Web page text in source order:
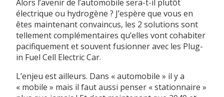
Alors l’avenir de l’automobile sera-t-il plutôt
électrique ou hydrogène ? J’espère que vous en
êtes maintenant convaincus, les 2 solutions sont
tellement complémentaires qu’elles vont cohabiter
pacifiquement et souvent fusionner avec les Plug-
in Fuel Cell Electric Car.
L’enjeu est ailleurs. Dans « automobile » il y a
« mobile » mais il faut aussi penser « stationnaire »